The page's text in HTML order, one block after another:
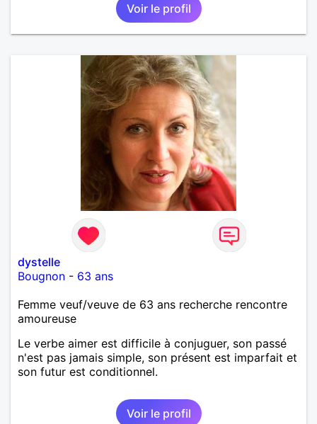
Voir le profil
dystelle
Bougnon - 63 ans
Femme veuf/veuve de 63 ans recherche rencontre
amoureuse
Le verbe aimer est difficile à conjuguer, son passé
n'est pas jamais simple, son présent est imparfait et
son futur est conditionnel.
Voir le profil